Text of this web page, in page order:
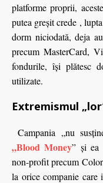
platforme proprii,
putea greșit crede ,
dorm niciodată, deja
precum MasterCard,
fondurile, îşi plătesc
utilizate.
Extremismul
Campania „nu
„Blood Money” şi ea
non-profit precum
la orice companie care